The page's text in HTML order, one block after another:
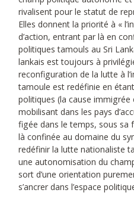
rivalisent pour le statut de
Elles donnent la priorité à «
d’action, entrant par là en
politiques tamouls au Sri
lankais est toujours à
reconfiguration de la lutte à
tamoule est redéfinie en
politiques (la cause immigrée
mobilisant dans les pays
figée dans le temps, sous sa
là confinée au domaine du
redéfinir la lutte nationaliste
une autonomisation du
sort d’une orientation
s’ancrer dans l’espace